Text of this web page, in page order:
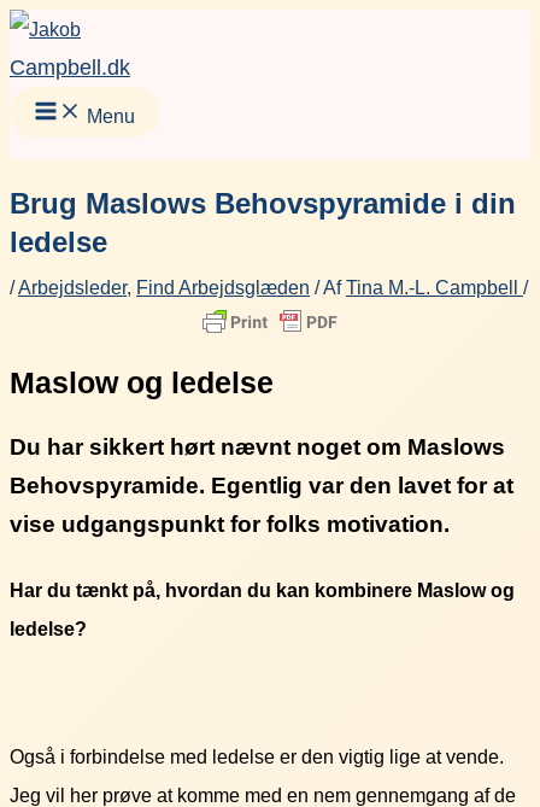
Gå
til
Campbell.dk
Menu
Brug Maslows Behovspyramide i din
ledelse
/Arbejdsleder, Find Arbejdsglæden / AfTina M.-L. Campbell /
Maslow og ledelse
Du har sikkert hørt nævnt noget om Maslows
Behovspyramide. Egentlig var den lavet for at
vise udgangspunkt for folks motivation.
Har du tænkt på, hvordan du kan kombinere Maslow og
ledelse?
Også i forbindelse med ledelse er den vigtig lige at vende.
Jeg vil her prøve at komme med en nem gennemgang af de